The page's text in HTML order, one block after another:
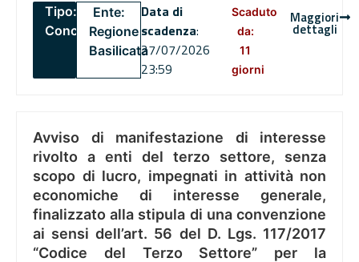
Tipo:
Concorsi
Ente:
Regione
Basilicata
Data di
scadenza:
27/07/2026
23:59
Scaduto
da:
11
giorni
Maggiori
dettagli
Avviso di manifestazione di interesse
rivolto a enti del terzo settore, senza
scopo di lucro, impegnati in attività non
economiche di interesse generale,
finalizzato alla stipula di una convenzione
ai sensi dell’art. 56 del D. Lgs. 117/2017
“Codice del Terzo Settore” per la